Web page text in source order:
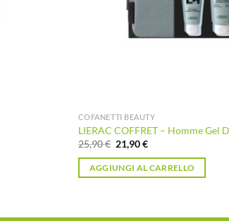
COFANETTI BEAUTY
LIERAC COFFRET – Homme Gel
25,90€ Il
originale
era:
21,90€Il
attuale
è:
AGGIUNGI AL CARRELLO